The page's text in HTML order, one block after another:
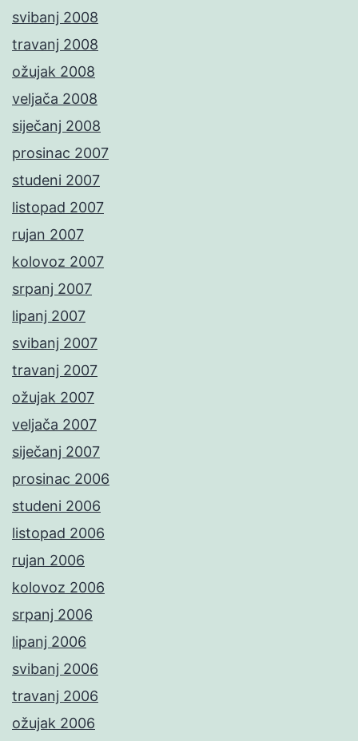
svibanj 2008
travanj 2008
ožujak 2008
veljača 2008
siječanj 2008
prosinac 2007
studeni 2007
listopad 2007
rujan 2007
kolovoz 2007
srpanj 2007
lipanj 2007
svibanj 2007
travanj 2007
ožujak 2007
veljača 2007
siječanj 2007
prosinac 2006
studeni 2006
listopad 2006
rujan 2006
kolovoz 2006
srpanj 2006
lipanj 2006
svibanj 2006
travanj 2006
ožujak 2006